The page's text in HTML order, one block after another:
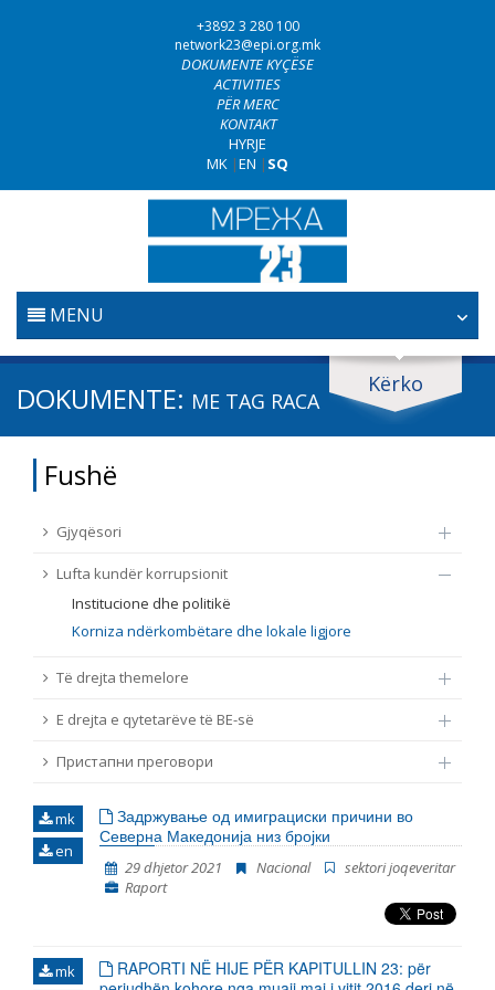
+3892 3 280 100
network23@epi.org.mk
DOKUMENTE KYÇËSE
ACTIVITIES
PËR MERC
KONTAKT
HYRJE
MK |EN | SQ
MENU
FILLESTARE
LUFTA KUNDËR KORRUPSIONIT
TË DREJTA THEMELORE
E DREJTA E QYTETARËVE TË BE-SË
ПРИСТАПНИ ПРЕГОВОРИ
Kërko
Kërko dokumente
Fushë / lëmi
Nën burim
Tip
Nga rrjeti 23
Data e shpalljes
Gjuhë
DOKUMENTE: ME TAG RACA
Fushë
Gjyqësori
Lufta kundër korrupsionit
Institucione dhe politikë
Korniza ndërkombëtare dhe lokale ligjore
Të drejta themelore
E drejta e qytetarëve të BE-së
Пристапни преговори
mk
en
Задржување од имиграциски причини во
Северна Македонија низ бројки
29 dhjetor 2021 Nacional
sektori joqeveritar
Raport
mk
RAPORTI NË HIJE PËR KAPITULLIN 23: për